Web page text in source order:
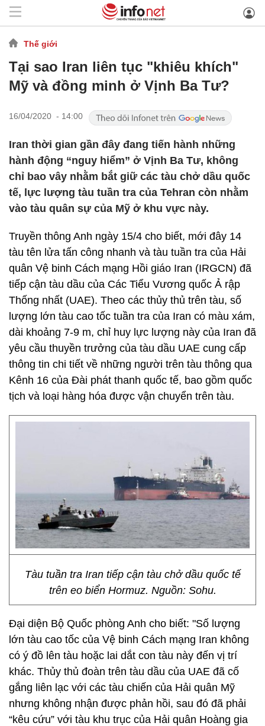
Thế giới
Tại sao Iran liên tục "khiêu khích"
Mỹ và đồng minh ở Vịnh Ba Tư?
16/04/2020 - 14:00
Iran thời gian gần đây đang tiến hành những
hành động “nguy hiểm” ở Vịnh Ba Tư, không
chỉ bao vây nhằm bắt giữ các tàu chở dầu quốc
tế, lực lượng tàu tuần tra của Tehran còn nhằm
vào tàu quân sự của Mỹ ở khu vực này.
Truyền thông Anh ngày 15/4 cho biết, mới đây 14
tàu tên lửa tấn công nhanh và tàu tuần tra của Hải
quân Vệ binh Cách mạng Hồi giáo Iran (IRGCN) đã
tiếp cận tàu dầu của Các Tiểu Vương quốc Ả rập
Thống nhất (UAE). Theo các thủy thủ trên tàu, số
lượng lớn tàu cao tốc tuần tra của Iran có màu xám,
dài khoảng 7-9 m, chỉ huy lực lượng này của Iran đã
yêu cầu thuyền trưởng của tàu dầu UAE cung cấp
thông tin chi tiết về những người trên tàu thông qua
Kênh 16 của Đài phát thanh quốc tế, bao gồm quốc
tịch và loại hàng hóa được vận chuyển trên tàu.
Tàu tuần tra Iran tiếp cận tàu chở dầu quốc tế
trên eo biển Hormuz. Nguồn: Sohu.
Đại diện Bộ Quốc phòng Anh cho biết: "Số lượng
lớn tàu cao tốc của Vệ binh Cách mạng Iran không
có ý đồ lên tàu hoặc lai dắt con tàu này đến vị trí
khác. Thủy thủ đoàn trên tàu dầu của UAE đã cố
gắng liên lạc với các tàu chiến của Hải quân Mỹ
nhưng không nhận được phản hồi, sau đó đã phải
“kêu cứu” với tàu khu trục của Hải quân Hoàng gia